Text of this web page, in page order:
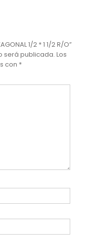
1/2 * 1 1/2 R/O”
será publicada. Los
con *